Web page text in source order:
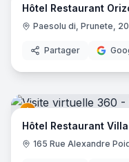
Hôtel Restaurant
Paesolu di, Prunete,
Partager
Hôtel Restaurant
165 Rue Alexandre